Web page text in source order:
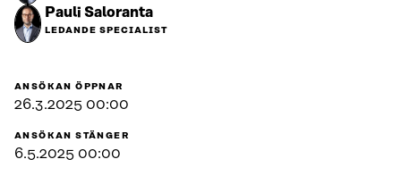
Pauli Saloranta
LEDANDE SPECIALIST
ANSÖKAN ÖPPNAR
26.3.2025 00:00
ANSÖKAN STÄNGER
6.5.2025 00:00